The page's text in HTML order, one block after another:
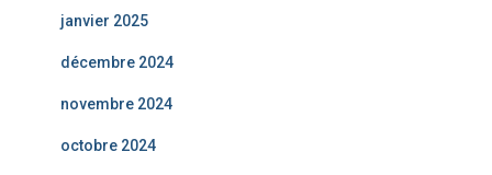
janvier 2025
décembre 2024
novembre 2024
octobre 2024